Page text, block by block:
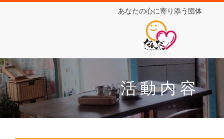
あなたの心に寄り添う団体
活動内容